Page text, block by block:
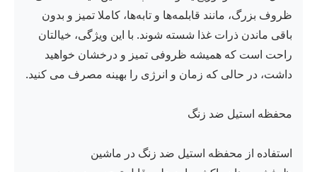
ظروف بزرگ، مانند قابلمه‌ها و تابه‌ها، کاملا تمیز و بدون
باقی ماندن ذرات غذا شسته شوند. با این ویژگی، خیالتان
راحت است که همیشه ظروفی تمیز و درخشان خواهید
داشت، در حالی که زمان و انرژی را بهینه مصرف می کنید.
محفظه استیل ضد زنگ
استفاده از محفظه استیل ضد زنگ در ماشین